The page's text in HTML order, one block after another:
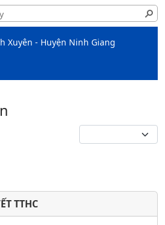
Xuyên - Huyện Ninh Giang
TTHC